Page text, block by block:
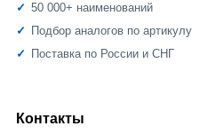
50 000+ наименований
Подбор аналогов по артикулу
Поставка по России и СНГ
Контакты